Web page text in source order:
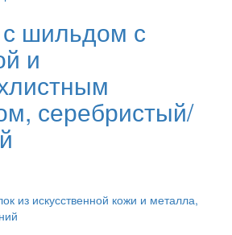
шильдом с
и
серебристый/